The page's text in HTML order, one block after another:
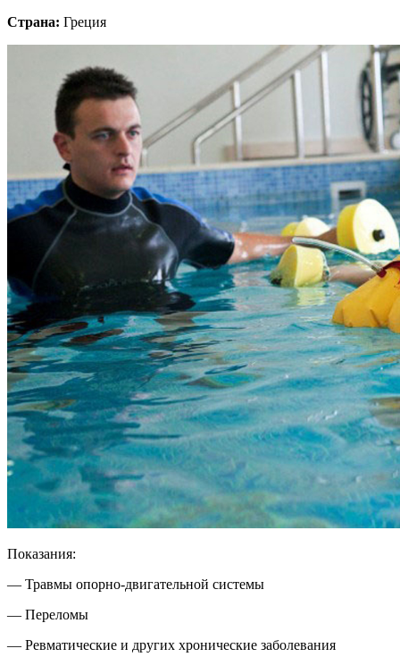
Страна: Греция
Показания:
— Травмы опорно-двигательной системы
— Переломы
— Ревматические и других хронические заболевания